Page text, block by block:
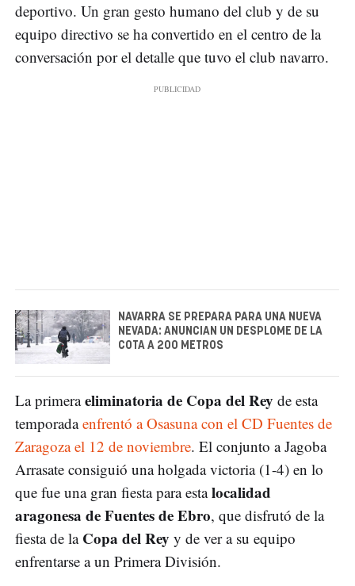
deportivo. Un gran gesto humano del club y de su
equipo directivo se ha convertido en el centro de la
conversación por el detalle que tuvo el club navarro.
NAVARRA SE PREPARA PARA UNA NUEVA
NEVADA: ANUNCIAN UN DESPLOME DE LA
COTA A 200 METROS
La primeraeliminatoria de Copa del Rey de esta
temporadaenfrentó a Osasuna con el CD Fuentes de
Zaragoza el 12 de noviembre. El conjunto a Jagoba
Arrasate consiguió una holgada victoria (1-4) en lo
que fue una gran fiesta para estalocalidad
aragonesa de Fuentes de Ebro, que disfrutó de la
fiesta de la Copa del Rey y de ver a su equipo
enfrentarse a un Primera División.